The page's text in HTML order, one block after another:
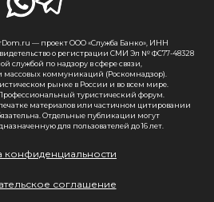
— проект ООО «Служба Банко», ИНН
Свидетельство о регистрации СМИ Эл № ФС77-48328
службой по надзору в сфере связи,
коммуникаций (Роскомнадзор).
рынке в России и во всем мире.
туристический форум.
материалов или частичном цитировании
Отдельные публикации могут
для пользователей до 16 лет.
конфиденциальности
соглашение